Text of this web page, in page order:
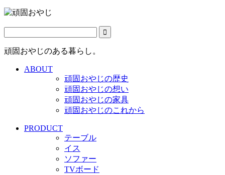
頑固おやじのある暮らし。
ABOUT
頑固おやじの歴史
頑固おやじの想い
頑固おやじの家具
頑固おやじのこれから
PRODUCT
テーブル
イス
ソファー
TVボード